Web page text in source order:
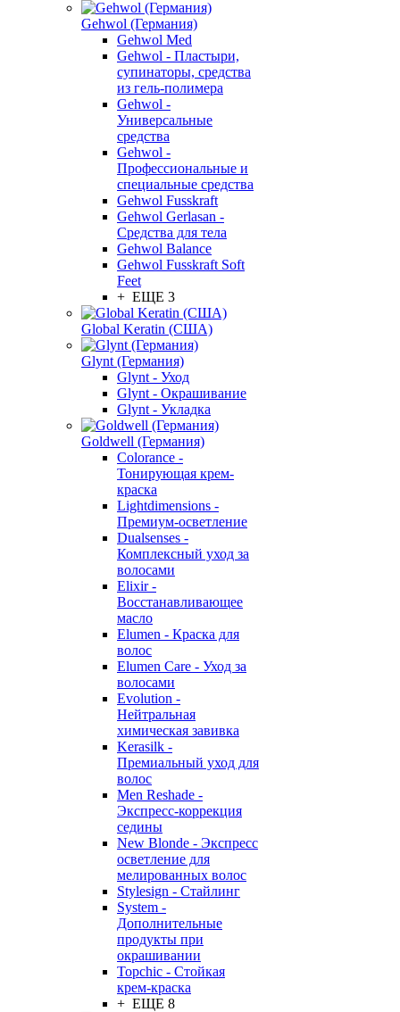
Gehwol (Германия)
Gehwol Med
Gehwol - Пластыри,
супинаторы, средства
из гель-полимера
Gehwol -
Универсальные
средства
Gehwol -
Профессиональные и
специальные средства
Gehwol Fusskraft
Gehwol Gerlasan -
Средства для тела
Gehwol Balance
Gehwol Fusskraft Soft
Feet
+ ЕЩЕ 3
Global Keratin (США)
Glynt (Германия)
Glynt - Уход
Glynt - Окрашивание
Glynt - Укладка
Goldwell (Германия)
Colorance -
Тонирующая крем-
краска
Lightdimensions -
Премиум-осветление
Dualsenses -
Комплексный уход за
волосами
Elixir -
Восстанавливающее
масло
Elumen - Краска для
волос
Elumen Care - Уход за
волосами
Evolution -
Нейтральная
химическая завивка
Kerasilk -
Премиальный уход для
волос
Men Reshade -
Экспресс-коррекция
седины
New Blonde - Экспресс
осветление для
мелированных волос
Stylesign - Стайлинг
System -
Дополнительные
продукты при
окрашивании
Topchic - Стойкая
крем-краска
+ ЕЩЕ 8